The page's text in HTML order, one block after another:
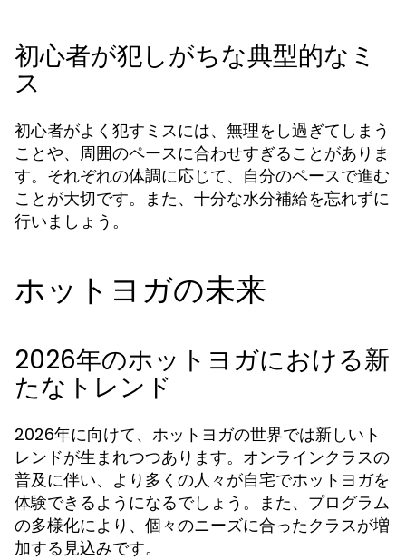
初心者が犯しがちな典型的なミ
ス
初心者がよく犯すミスには、無理をし過ぎてしまう
ことや、周囲のペースに合わせすぎることがありま
す。それぞれの体調に応じて、自分のペースで進む
ことが大切です。また、十分な水分補給を忘れずに
行いましょう。
ホットヨガの未来
2026年のホットヨガにおける新
たなトレンド
2026年に向けて、ホットヨガの世界では新しいト
レンドが生まれつつあります。オンラインクラスの
普及に伴い、より多くの人々が自宅でホットヨガを
体験できるようになるでしょう。また、プログラム
の多様化により、個々のニーズに合ったクラスが増
加する見込みです。